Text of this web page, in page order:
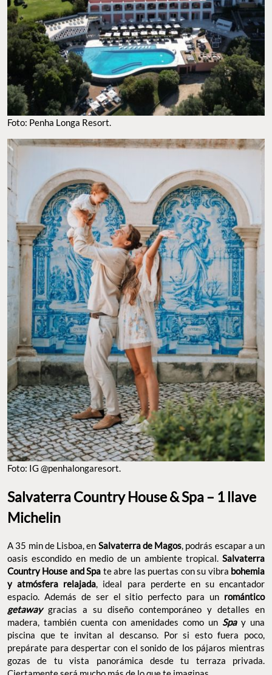
Foto: Penha Longa Resort.
Foto: IG @penhalongaresort.
Salvaterra Country House & Spa – 1 llave
Michelin
A 35 min de Lisboa, en Salvaterra de Magos, podrás escapar a un
oasis escondido en medio de un ambiente tropical. Salvaterra
Country House and Spa te abre las puertas con su vibra bohemia
y atmósfera relajada, ideal para perderte en su encantador
espacio. Además de ser el sitio perfecto para un romántico
getaway gracias a su diseño contemporáneo y detalles en
madera, también cuenta con amenidades como un Spay una
piscina que te invitan al descanso. Por si esto fuera poco,
prepárate para despertar con el sonido de los pájaros mientras
gozas de tu vista panorámica desde tu terraza privada.